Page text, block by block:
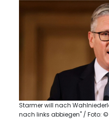
Starmer will nach
nach links abbiegen" / Foto: ©